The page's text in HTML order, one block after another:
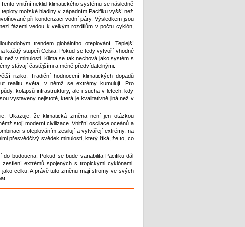
vnitřní neklid klimatického systému se následně
mořské hladiny v západním Pacifiku vyšší než
při kondenzaci vodní páry. Výsledkem jsou
fázemi vedou k velkým rozdílům v počtu cyklón,
trendem globálního oteplování. Teplejší
každý stupeň Celsia. Pokud se tedy vytvoří vhodné
v minulosti. Klima se tak nechová jako systém s
stávají častějšími a méně předvídatelnými.
riziko. Tradiční hodnocení klimatických dopadů
realitu světa, v němž se extrémy kumulují. Pro
kolapsů infrastruktury, ale i sucha v letech, kdy
vystaveny nejistotě, která je kvalitativně jiná než v
Ukazuje, že klimatická změna není jen otázkou
stojí moderní civilizace. Vnitřní oscilace oceánů a
s oteplováním zesilují a vytvářejí extrémy, na
přesvědčivý svědek minulosti, který říká, že to, co
budoucna. Pokud se bude variabilita Pacifiku dál
extrémů spojených s tropickými cyklónami.
celku. A právě tuto změnu mají stromy ve svých